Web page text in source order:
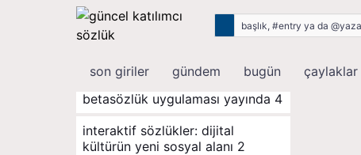
son giriler gündem bugün çaylaklar
betasözlük uygulaması yayında 4
i̇nteraktif sözlükler: dijital
kültürün yeni sosyal alanı 2